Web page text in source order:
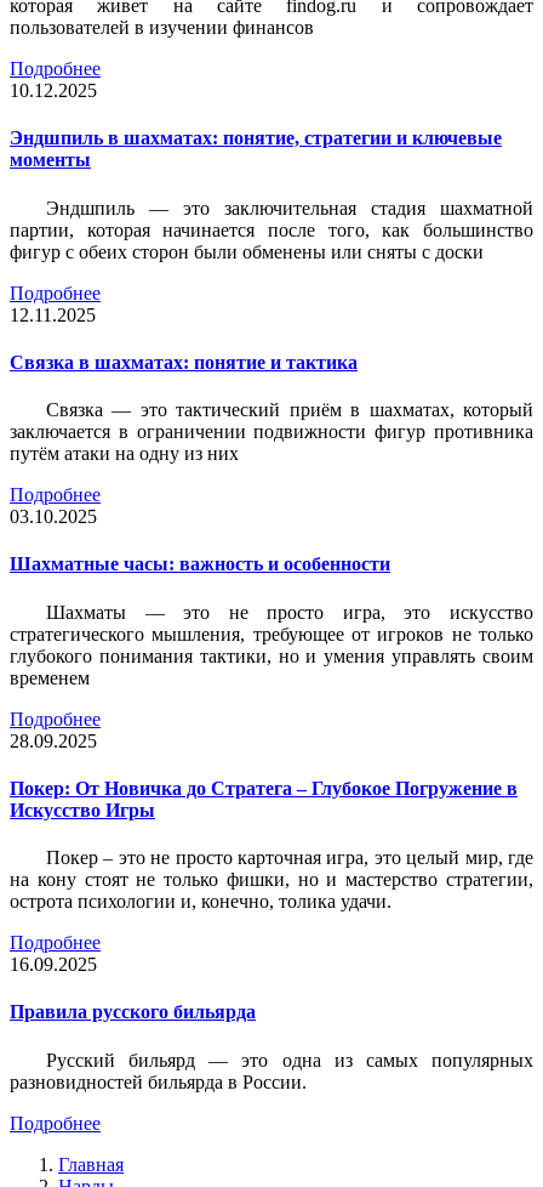
которая живет на сайте findog.ru и сопровождает
пользователей в изучении финансов
Подробнее
10.12.2025
Эндшпиль в шахматах: понятие, стратегии и ключевые
моменты
Эндшпиль — это заключительная стадия шахматной
партии, которая начинается после того, как большинство
фигур с обеих сторон были обменены или сняты с доски
Подробнее
12.11.2025
Связка в шахматах: понятие и тактика
Связка — это тактический приём в шахматах, который
заключается в ограничении подвижности фигур противника
путём атаки на одну из них
Подробнее
03.10.2025
Шахматные часы: важность и особенности
Шахматы — это не просто игра, это искусство
стратегического мышления, требующее от игроков не только
глубокого понимания тактики, но и умения управлять своим
временем
Подробнее
28.09.2025
Покер: От Новичка до Стратега – Глубокое Погружение в
Искусство Игры
Покер – это не просто карточная игра, это целый мир, где
на кону стоят не только фишки, но и мастерство стратегии,
острота психологии и, конечно, толика удачи.
Подробнее
16.09.2025
Правила русского бильярда
Русский бильярд — это одна из самых популярных
разновидностей бильярда в России.
Подробнее
Главная